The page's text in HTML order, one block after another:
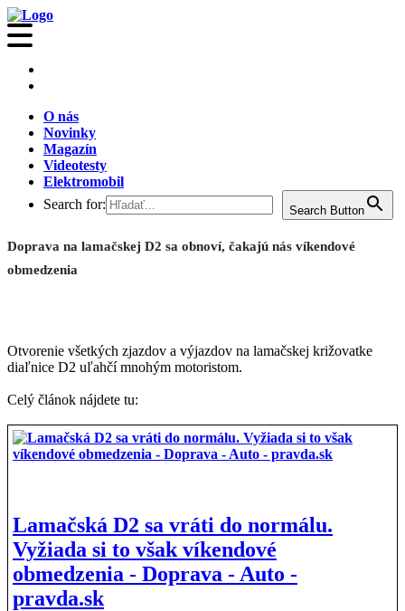
O nás
Novinky
Magazín
Videotesty
Elektromobil
Search for:
Search Button
Doprava na lamačskej D2 sa obnoví, čakajú nás víkendové
obmedzenia
Otvorenie všetkých zjazdov a výjazdov na lamačskej križovatke
diaľnice D2 uľahčí mnohým motoristom.
Celý článok nájdete tu:
Lamačská D2 sa vráti do normálu.
Vyžiada si to však víkendové
obmedzenia - Doprava - Auto -
pravda.sk